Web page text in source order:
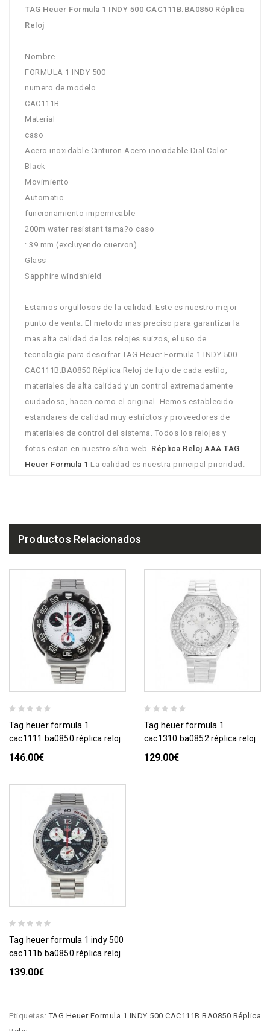
TAG Heuer Formula 1 INDY 500 CAC111B.BA0850 Réplica
Reloj
Nombre
FORMULA 1 INDY 500
numero de modelo
CAC111B
Material
caso
Acero inoxidable Cinturon Acero inoxidable Dial Color
Black
Movimiento
Automatic
funcionamiento impermeable
200m water resístant tama?o caso
: 39 mm (excluyendo cuervon)
Glass
Sapphire windshield
Estamos orgullosos de la calidad. Este es nuestro mejor
punto de venta. El metodo mas preciso para garantizar la
mas alta calidad de los relojes suizos, el uso de
tecnología para descifrar TAG Heuer Formula 1 INDY 500
CAC111B.BA0850 Réplica Reloj de lujo de cada estilo,
materiales de alta calidad y un control extremadamente
cuidadoso, hacen como el original. Hemos establecido
estandares de calidad muy estrictos y proveedores de
materiales de control del sístema. Todos los relojes y
fotos estan en nuestro sítio web. Réplica Reloj AAA TAG
Heuer Formula 1 La calidad es nuestra principal prioridad.
Productos Relacionados
tag heuer formula 1
cac1111.ba0850 réplica reloj
146.00€
tag heuer formula 1
cac1310.ba0852 réplica reloj
129.00€
tag heuer formula 1 indy 500
cac111b.ba0850 réplica reloj
139.00€
Etiquetas:TAG Heuer Formula 1 INDY 500 CAC111B.BA0850 Réplica